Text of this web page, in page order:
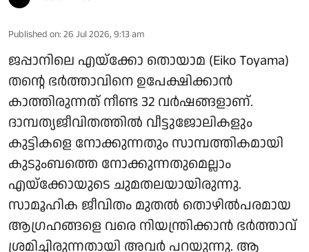
Published on: 26 Jul 2026, 9:13 am
ജപ്പാനിലെ എയ്ക്കോ തൊയാമ (Eiko Toyama)
തന്റെ ഭർത്താവിനെ ഉപേക്ഷിക്കാൻ
കാത്തിരുന്നത് നീണ്ട 32 വർഷങ്ങളാണ്.
ദാമ്പത്യജീവിതത്തിൽ വീട്ടുജോലികളും
കുട്ടികളെ നോക്കുന്നതും സാമ്പത്തികമായി
കുടുംബത്തെ നോക്കുന്നതുമെല്ലാം
എയ്ക്കോയുടെ ചുമതലയായിരുന്നു.
സാമൂഹിക ജീവിതം മുതൽ തൊഴിൽപരമായ
ആഗ്രഹങ്ങളെ വരെ നിയന്ത്രിക്കാൻ ഭർത്താവ്
ശ്രമിച്ചിരുന്നതായി അവർ പറയുന്നു. ആ